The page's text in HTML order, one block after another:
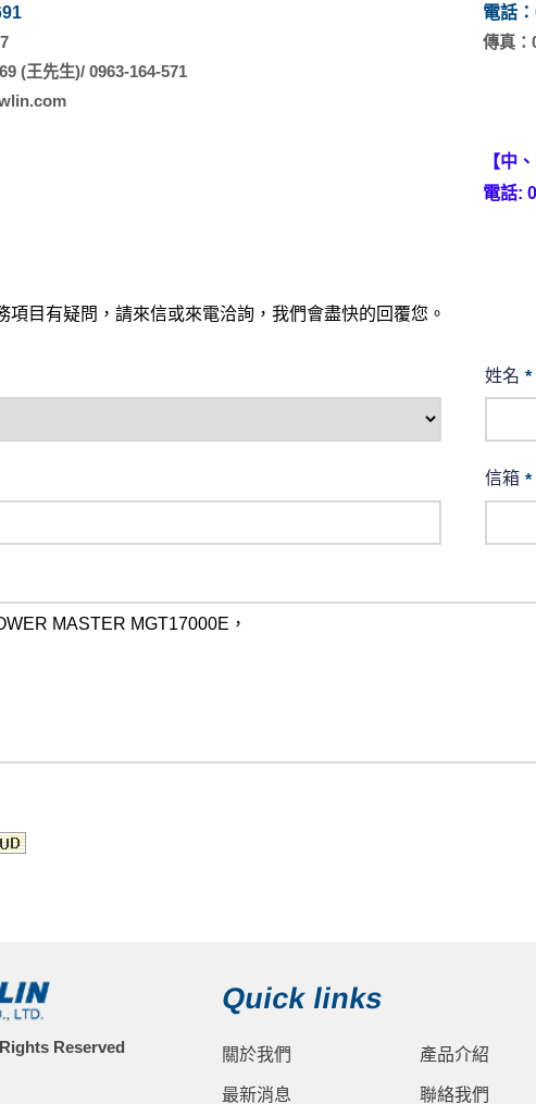
(王先生)/ 0963-164-571
電話
傳真：
【中
電話:
項目有疑問，請來信或來電洽詢，我們會盡快的回覆您。
姓名 *
信箱 *
Reserved
Quick links
關於我們 產品介紹
最新消息 聯絡我們